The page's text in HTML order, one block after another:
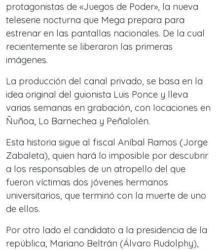
protagonistas de «Juegos de Poder», la nueva
teleserie nocturna que Mega prepara para
estrenar en las pantallas nacionales. De la cual
recientemente se liberaron las primeras
imágenes.
La producción del canal privado, se basa en la
idea original del guionista Luis Ponce y lleva
varias semanas en grabación, con locaciones en
Ñuñoa, Lo Barnechea y Peñalolén.
Esta historia sigue al fiscal Aníbal Ramos (Jorge
Zabaleta), quien hará lo imposible por descubrir
a los responsables de un atropello del que
fueron víctimas dos jóvenes hermanos
universitarios, que terminó con la muerte de uno
de ellos.
Por otro lado el candidato a la presidencia de la
república, Mariano Beltrán (Álvaro Rudolphy),